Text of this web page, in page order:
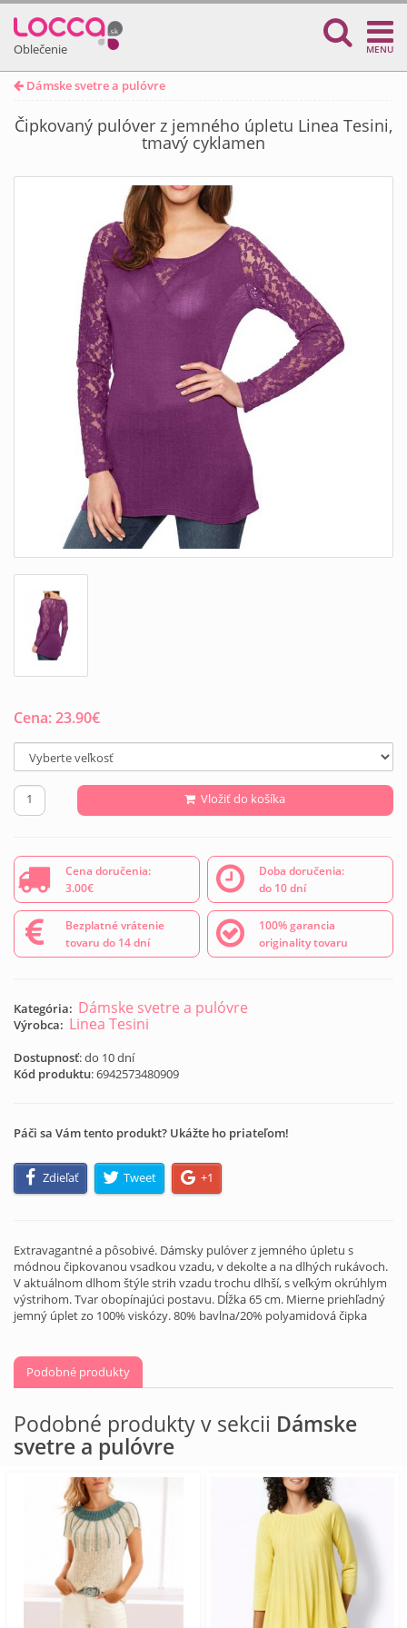
Oblečenie MENU
Dámske svetre a pulóvre
Čipkovaný pulóver z jemného úpletu Linea Tesini,
tmavý cyklamen
Cena:23.90€
Vložiť do košíka
Cena doručenia:
3.00€
Doba doručenia:
do 10 dní
Bezplatné vrátenie
tovaru do 14 dní
100% garancia
originality tovaru
Kategória: Dámske svetre a pulóvre
Výrobca: Linea Tesini
Dostupnosť: do 10 dní
Kód produktu:6942573480909
Páči sa Vám tento produkt? Ukážte ho priateľom!
Zdieľať Tweet +1
Extravagantné a pôsobivé. Dámsky pulóver z jemného úpletu s
módnou čipkovanou vsadkou vzadu, v dekolte a na dlhých rukávoch.
V aktuálnom dlhom štýle strih vzadu trochu dlhší, s veľkým okrúhlym
výstrihom. Tvar obopínajúci postavu. Dĺžka 65 cm. Mierne priehľadný
jemný úplet zo 100% viskózy. 80% bavlna/20% polyamidová čipka
Podobné produkty
Podobné produkty v sekcii Dámske
svetre a pulóvre